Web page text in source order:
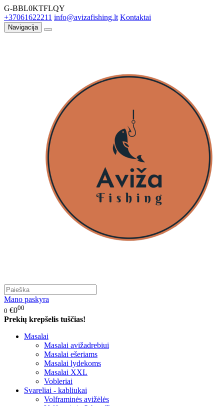
G-BBL0KTFLQY
+37061622211 info@avizafishing.lt Kontaktai
Navigacija
Mano paskyra
0 €000
Prekių krepšelis tuščias!
Masalai
Masalai avižadrebiui
Masalai ešeriams
Masalai lydekoms
Masalai XXL
Vobleriai
Svareliai - kabliukai
Volframinės avižėlės